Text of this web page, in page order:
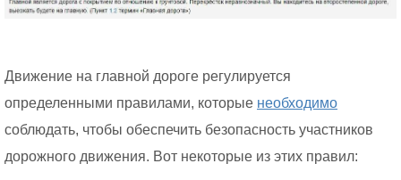
Движение на главной дороге регулируется
определенными правилами, которые необходимо
соблюдать, чтобы обеспечить безопасность участников
дорожного движения. Вот некоторые из этих правил: